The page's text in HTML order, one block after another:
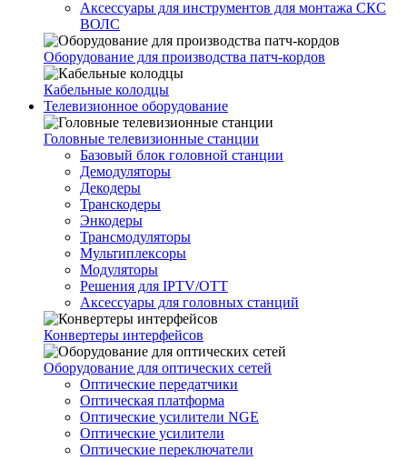
Аксессуары для инструментов для монтажа СКС
ВОЛС
Оборудование для производства патч-кордов
Кабельные колодцы
Телевизионное оборудование
Головные телевизионные станции
Базовый блок головной станции
Демодуляторы
Декодеры
Транскодеры
Энкодеры
Трансмодуляторы
Мультиплексоры
Модуляторы
Решения для IPTV/OTT
Аксессуары для головных станций
Конвертеры интерфейсов
Оборудование для оптических сетей
Оптические передатчики
Оптическая платформа
Оптические усилители NGE
Оптические усилители
Оптические переключатели